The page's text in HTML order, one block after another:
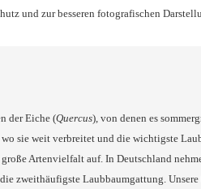
und zur besseren fotografischen
der Eiche (Quercus), von denen es
sie weit verbreitet und die wichtigste
Artenvielfalt auf. In Deutschland
zweithäufigste Laubbaumgattung.